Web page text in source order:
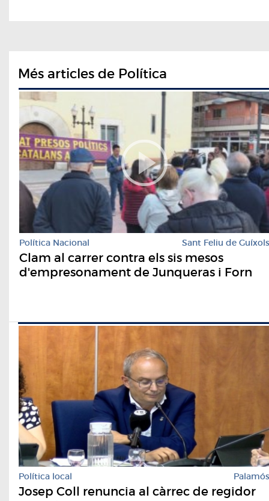
Més articles de Política
Política Nacional Sant Feliu de Guíxols
Clam al carrer contra els sis mesos
d'empresonament de Junqueras i Forn
Política local Palamós
Josep Coll renuncia al càrrec de regidor